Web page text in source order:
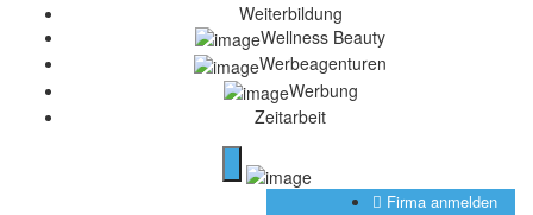
Weiterbildung
Wellness Beauty
Werbeagenturen
Werbung
Zeitarbeit
Firma anmelden